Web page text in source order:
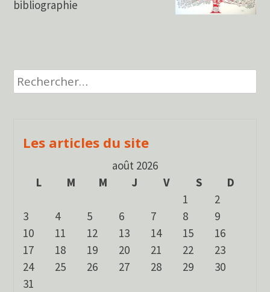
bibliographie
Rechercher :
Les articles du site
août 2026
L
M M J V S
D
1
2
3
4 5 6 7 8
9
10
11 12 13 14 15
16
17
18 19 20 21 22
23
24
25 26 27 28 29
30
31